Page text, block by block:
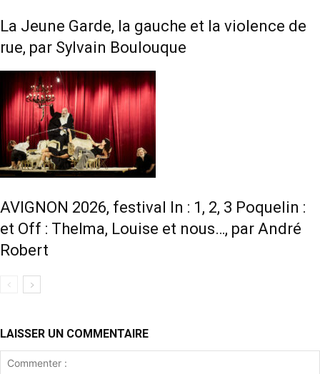
La Jeune Garde, la gauche et la violence de
rue, par Sylvain Boulouque
AVIGNON 2026, festival In : 1, 2, 3 Poquelin :
et Off : Thelma, Louise et nous…, par André
Robert
LAISSER UN COMMENTAIRE